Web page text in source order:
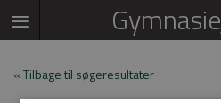
Gymnasie
« Tilbage til søgeresultater